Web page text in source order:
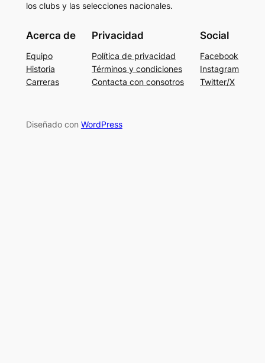
los clubs y las selecciones nacionales.
Acerca de
Equipo
Historia
Carreras
Privacidad
Política de privacidad
Términos y condiciones
Contacta con consotros
Social
Facebook
Instagram
Twitter/X
Diseñado con WordPress